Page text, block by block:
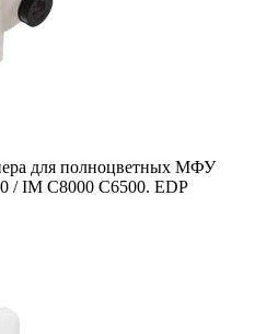
для полноцветных МФУ
/ IM C8000 C6500. EDP